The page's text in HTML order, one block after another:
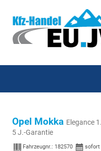
Opel Mokka Elegance
5 J.-Garantie
Fahrzeugnr.: 182570 sofort